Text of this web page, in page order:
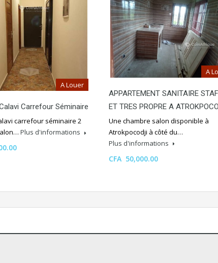
A Louer
Carrefour Séminaire
carrefour séminaire 2
Plus d'informations
A
APPARTEMENT SANITAIRE
ET TRES PROPRE A
Une chambre salon disponible à
Atrokpocodji à côté du…
Plus d'informations
CFA 50,000.00